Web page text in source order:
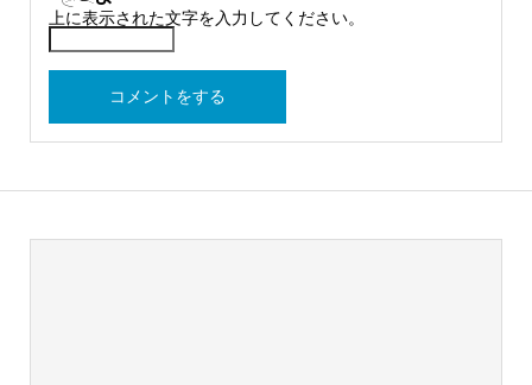
上に表示された文字を入力してください。